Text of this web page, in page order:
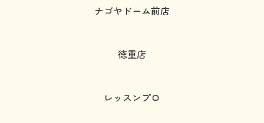
ナゴヤドーム前店
徳重店
レッスンプロ